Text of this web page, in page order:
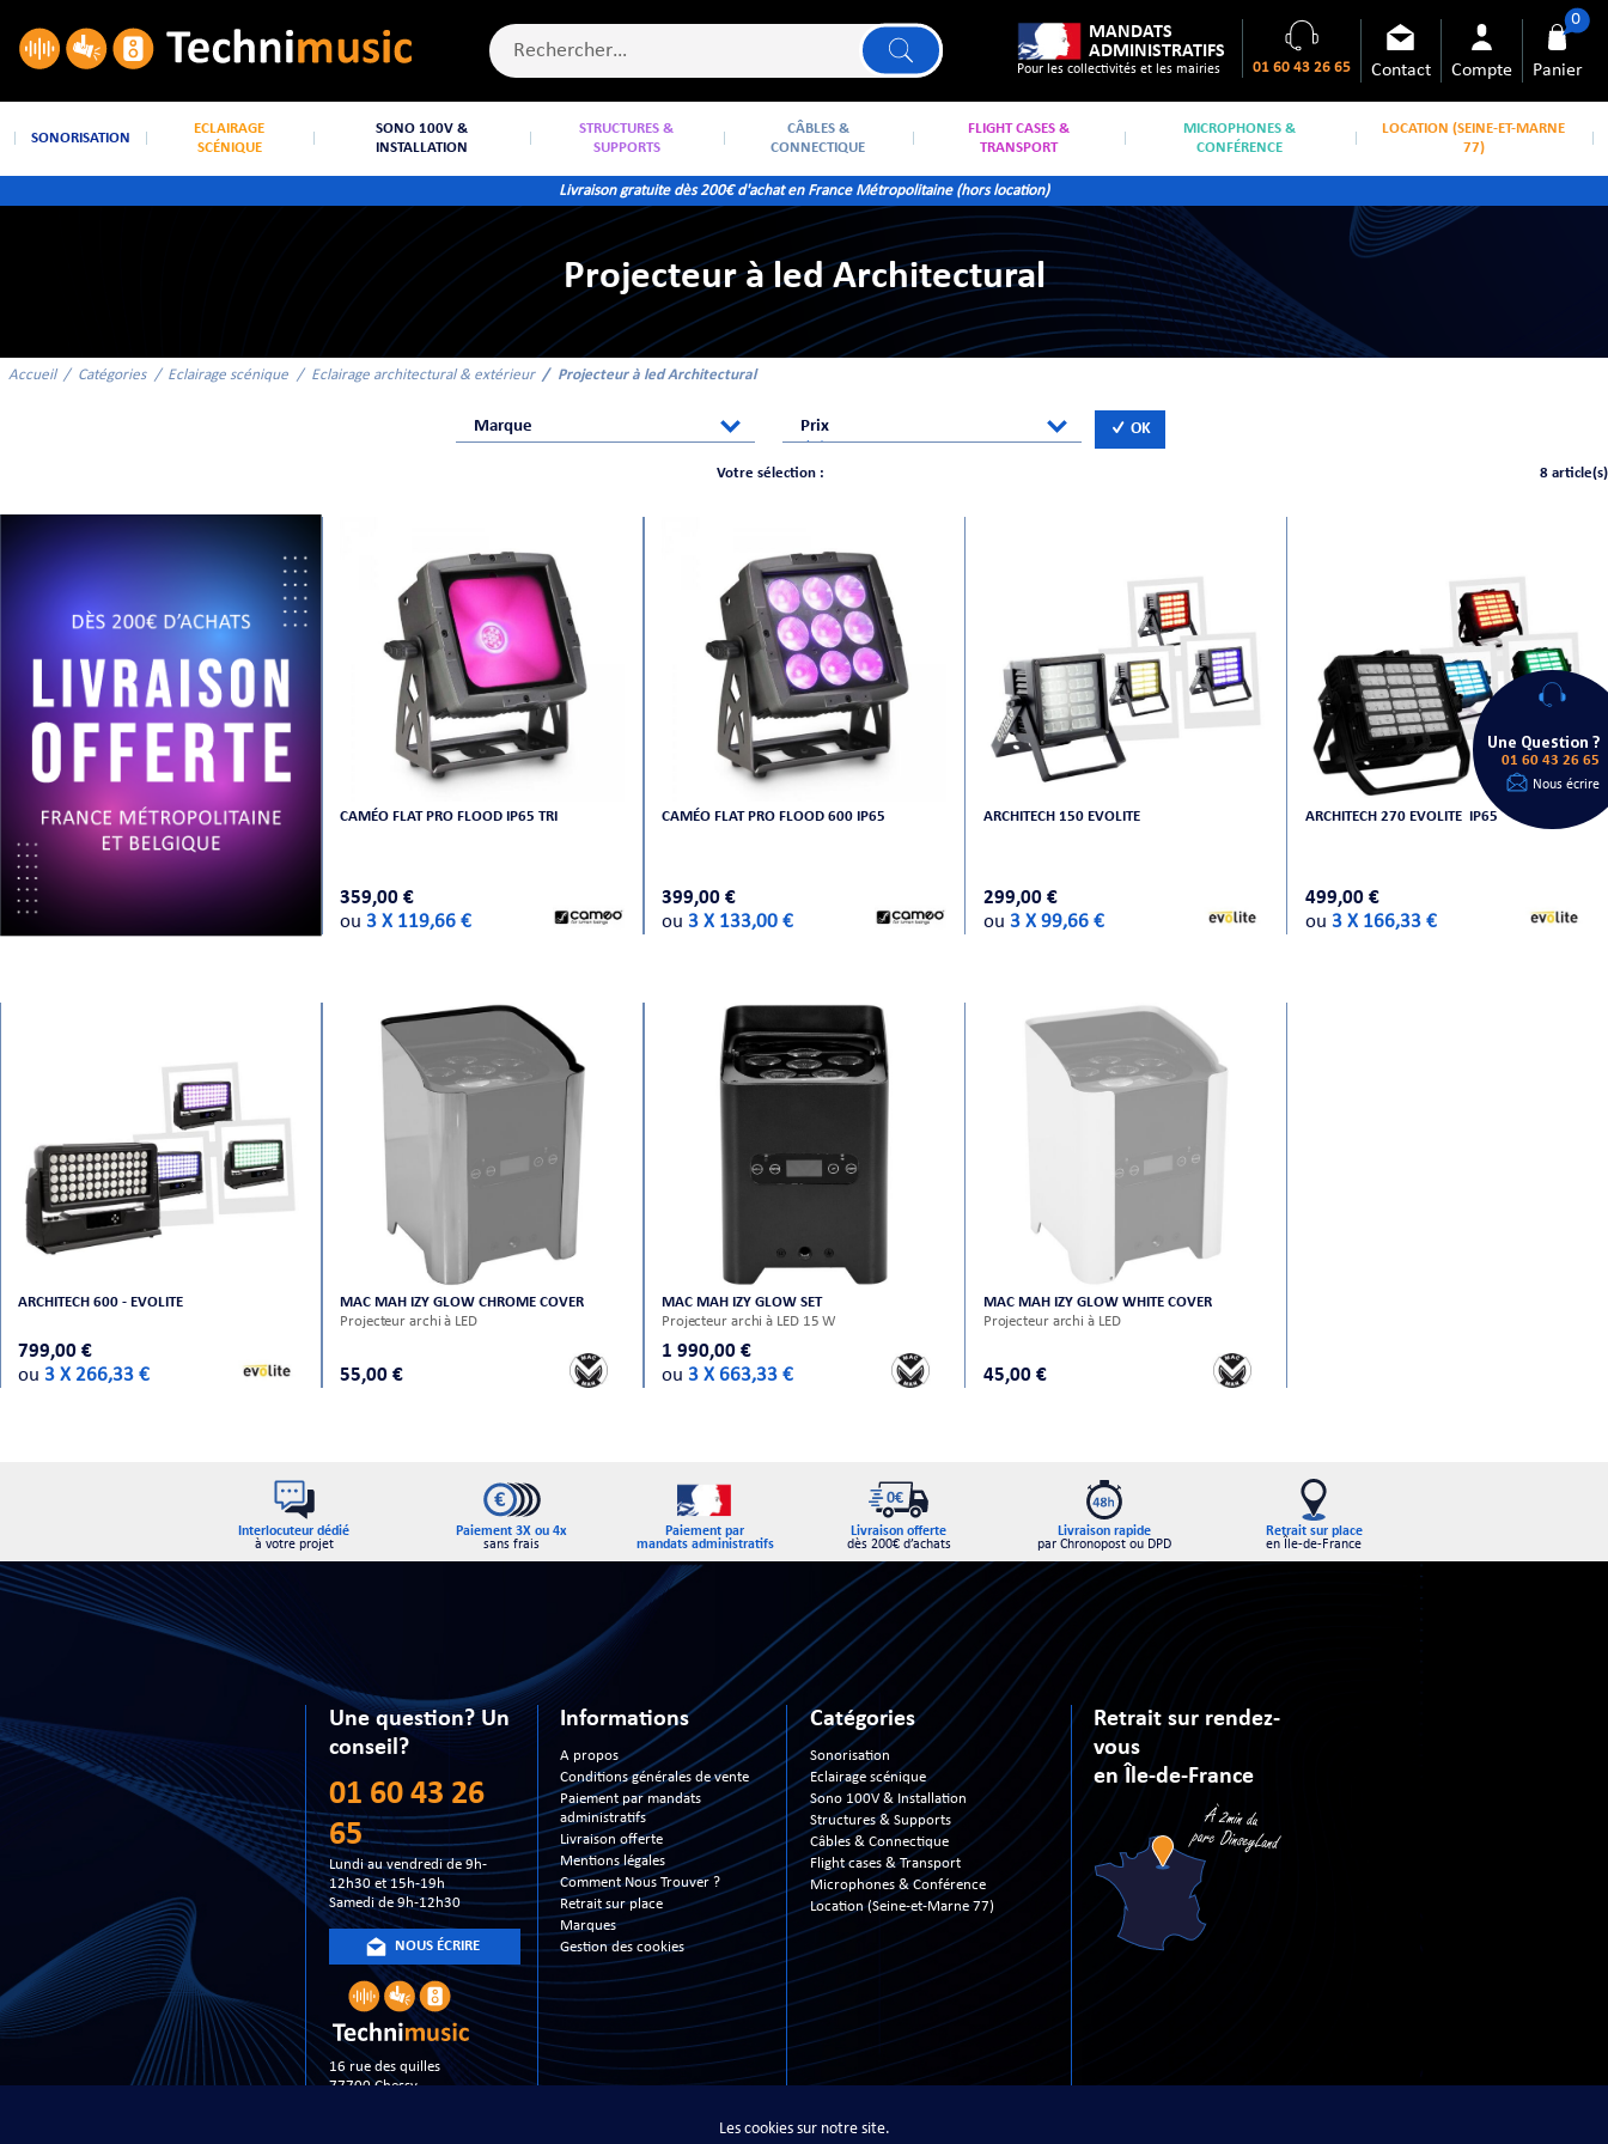
Les cookies sur notre site.
MANDATS
ADMINISTRATIFS
Pour les collectivités et les mairies 01 60 43 26 65 Contact Compte Panier
0
SONORISATION
ECLAIRAGE
SCÉNIQUE
SONO 100V &
INSTALLATION
STRUCTURES &
SUPPORTS
CÂBLES &
CONNECTIQUE
FLIGHT CASES &
TRANSPORT
MICROPHONES &
CONFÉRENCE
LOCATION (SEINE-ET-MARNE
77)
Livraison gratuite dès 200€ d'achat en France Métropolitaine (hors location)
Projecteur à led Architectural
Accueil Catégories Eclairage scénique Eclairage architectural & extérieur Projecteur à led Architectural
Marque Prix OK
Votre sélection : 8 article(s)
CAMÉO FLAT PRO FLOOD IP65 TRI
359,00 €
ou3 X 119,66 €
CAMÉO FLAT PRO FLOOD 600 IP65
399,00 €
ou 3 X 133,00 €
ARCHITECH 150 EVOLITE
299,00 €
ou 3 X 99,66 €
ARCHITECH 270 EVOLITE IP65
499,00 €
ou 3 X 166,33 €
ARCHITECH 600 - EVOLITE
799,00 €
ou3 X 266,33 €
MAC MAH IZY GLOW CHROME COVER
Projecteur archi à LED
55,00 €
MAC MAH IZY GLOW SET
Projecteur archi à LED 15 W
1 990,00 €
ou 3 X 663,33 €
MAC MAH IZY GLOW WHITE COVER
Projecteur archi à LED
45,00 €
Interlocuteur dédié
à votre projet
Paiement 3X ou 4x
sans frais
Paiement par
mandats administratifs
Livraison offerte
dès 200€ d’achats
Livraison rapide
par Chronopost ou DPD
Retrait sur place
en Île-de-France
Une question? Un
conseil?
01 60 43 26
65
Lundi au vendredi de 9h-
12h30 et 15h-19h
Samedi de 9h-12h30
NOUS ÉCRIRE
16 rue des quilles
77700 Chessy
Informations
A propos
Conditions générales de vente
Paiement par mandats
administratifs
Livraison offerte
Mentions légales
Comment Nous Trouver ?
Retrait sur place
Marques
Gestion des cookies
Catégories
Sonorisation
Eclairage scénique
Sono 100V & Installation
Structures & Supports
Câbles & Connectique
Flight cases & Transport
Microphones & Conférence
Location (Seine-et-Marne 77)
Retrait sur rendez-
vous
en Île-de-France
Une Question ?
01 60 43 26 65
Nous écrire